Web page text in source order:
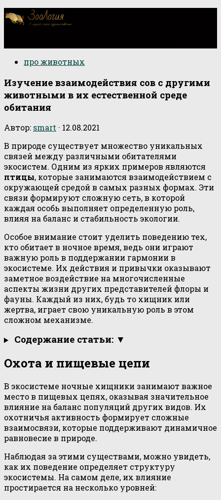
про животных
Изучение взаимодействия сов с другими
животными в их естественной среде
обитания
Автор: smart · 12.08.2021
В природе существует множество уникальных
связей между различными обитателями
экосистем. Одним из ярких примеров являются
птицы, которые занимаются взаимодействием с
окружающей средой в самых разных формах. Эти
связи формируют сложную сеть, в которой
каждая особь выполняет определенную роль,
влияя на баланс и стабильность экологии.
Особое внимание стоит уделить поведению тех,
кто обитает в ночное время, ведь они играют
важную роль в поддержании гармонии в
экосистеме. Их действия и привычки оказывают
заметное воздействие на многочисленные
аспекты жизни других представителей флоры и
фауны. Каждый из них, будь то хищник или
жертва, играет свою уникальную роль в этом
сложном механизме.
Содержание статьи: ▼
Охота и пищевые цепи
В экосистеме ночные хищники занимают важное
место в пищевых цепях, оказывая значительное
влияние на баланс популяций других видов. Их
охотничья активность формирует сложные
взаимосвязи, которые поддерживают динамичное
равновесие в природе.
Наблюдая за этими существами, можно увидеть,
как их поведение определяет структуру
экосистемы. На самом деле, их влияние
простирается на несколько уровней: